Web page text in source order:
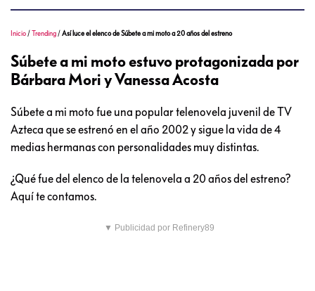
Inicio /Trending /Así luce el elenco de Súbete a mi moto a 20 años del estreno
Súbete a mi moto estuvo protagonizada por
Bárbara Mori y Vanessa Acosta
Súbete a mi moto fue una popular telenovela juvenil de TV
Azteca que se estrenó en el año 2002 y sigue la vida de 4
medias hermanas con personalidades muy distintas.
¿Qué fue del elenco de la telenovela a 20 años del estreno?
Aquí te contamos.
▼ Publicidad por Refinery89